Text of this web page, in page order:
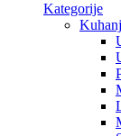
Kategorije